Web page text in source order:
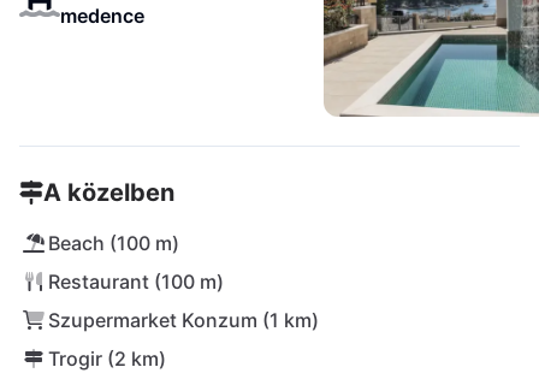
medence
A közelben
Beach (100 m)
Restaurant (100 m)
Szupermarket Konzum (1 km)
Trogir (2 km)